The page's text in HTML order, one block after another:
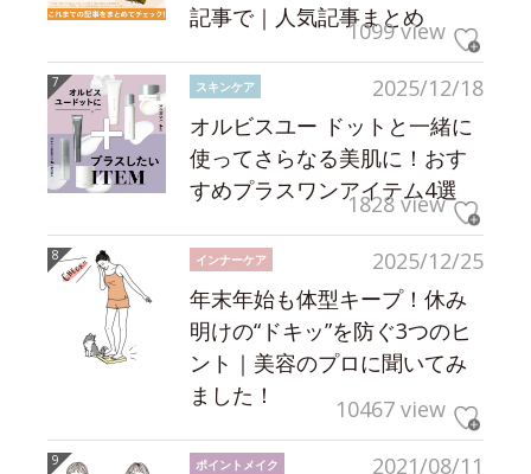
記事で｜人気記事まとめ
1099 view
2025/12/18
スキンケア
オルビスユー ドットと一緒に
使ってさらなる美肌に！おす
すめプラスワンアイテム4選
1828 view
2025/12/25
インナーケア
年末年始も体型キープ！休み
明けの“ドキッ”を防ぐ3つのヒ
ント｜美容のプロに聞いてみ
ました！
10467 view
2021/08/11
ポイントメイク